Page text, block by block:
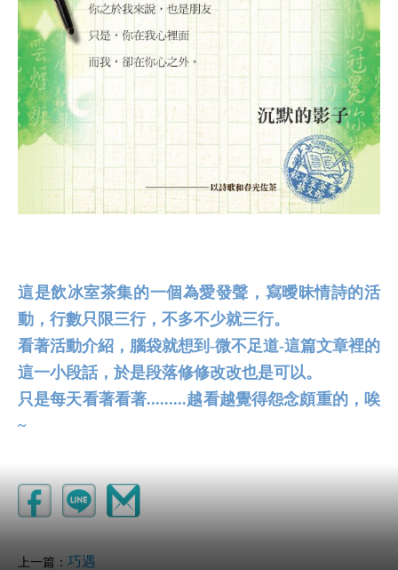
這是飲冰室茶集的一個為愛發聲，寫曖昧情詩的活
動，行數只限三行，不多不少就三行。
看著活動介紹，腦袋就想到-微不足道-這篇文章裡的
這一小段話，於是段落修修改改也是可以。
只是每天看著看著.........越看越覺得怨念頗重的，唉
~
上一篇： 巧遇